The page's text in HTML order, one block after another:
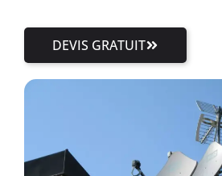
DEVIS GRATUIT